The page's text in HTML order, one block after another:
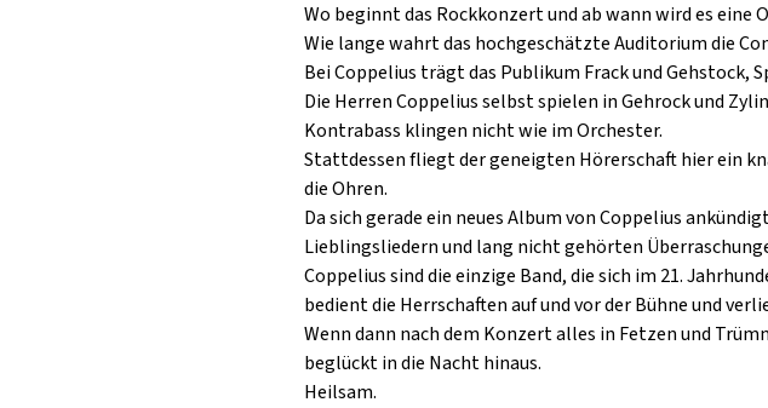
Wo beginnt das Rockkonzert und ab wann wird es eine
Wie lange wahrt das hochgeschätzte Auditorium die
Bei Coppelius trägt das Publikum Frack und Gehstock,
Die Herren Coppelius selbst spielen in Gehrock und
Kontrabass klingen nicht wie im Orchester.
Stattdessen fliegt der geneigten Hörerschaft hier ein
die Ohren.
Da sich gerade ein neues Album von Coppelius
Lieblingsliedern und lang nicht gehörten
Coppelius sind die einzige Band, die sich im 21.
bedient die Herrschaften auf und vor der Bühne und
Wenn dann nach dem Konzert alles in Fetzen und
beglückt in die Nacht hinaus.
Heilsam.